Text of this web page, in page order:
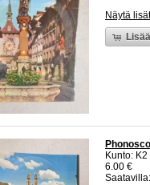
Näytä
Kunto:
6.00 €